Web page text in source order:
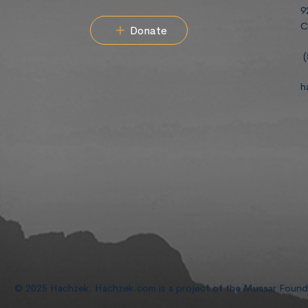
Donate
© 2025 Hachzek. Hachzek.com is a project of the Mussar